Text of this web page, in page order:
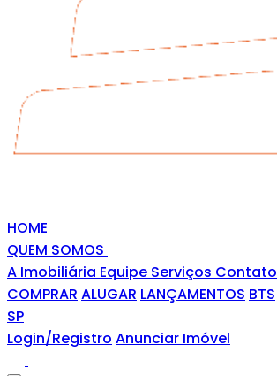
HOME
QUEM SOMOS
A Imobiliária Equipe Serviços Contato
COMPRAR ALUGAR LANÇAMENTOS BTS
SP
Login/Registro Anunciar Imóvel